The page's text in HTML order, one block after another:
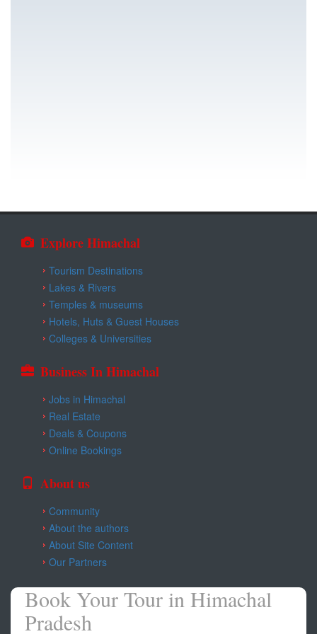
Explore Himachal
Tourism Destinations
Lakes & Rivers
Temples & museums
Hotels, Huts & Guest Houses
Colleges & Universities
Business In Himachal
Jobs in Himachal
Real Estate
Deals & Coupons
Online Bookings
About us
Community
About the authors
About Site Content
Our Partners
Book Your Tour in Himachal
Pradesh